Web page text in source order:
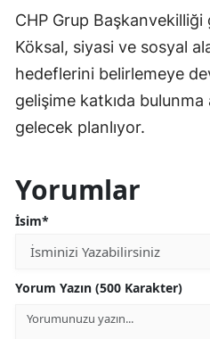
CHP Grup
Köksal, siyasi ve sosyal
hedeflerini belirlemeye
gelişime katkıda
gelecek planlıyor.
Yorumlar
İsim*
Yorum Yazın (500 Karakter)